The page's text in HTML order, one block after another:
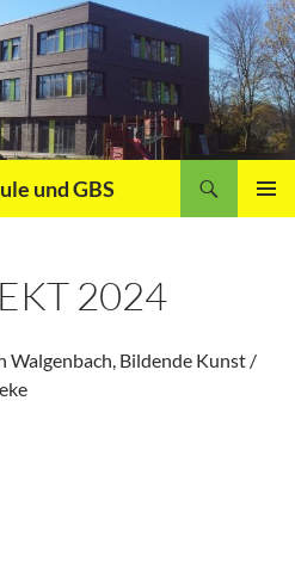
und GBS
2024
Walgenbach, Bildende Kunst /